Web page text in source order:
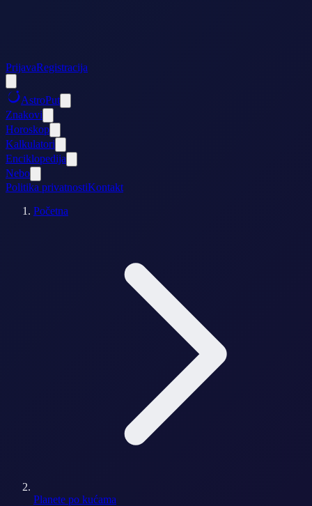
PrijavaRegistracija
AstroPut
Znakovi
Horoskop
Kalkulatori
Enciklopedija
Nebo
Politika privatnostiKontakt
Početna
Planete po kućama